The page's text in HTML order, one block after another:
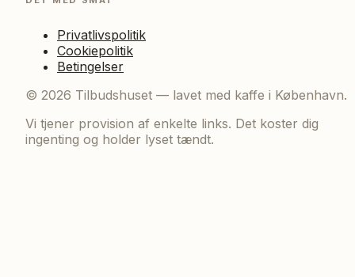
Privatlivspolitik
Cookiepolitik
Betingelser
© 2026 Tilbudshuset — lavet med kaffe i København.
Vi tjener provision af enkelte links. Det koster dig
ingenting og holder lyset tændt.